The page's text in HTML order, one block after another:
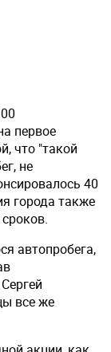
первое
что "такой
не
40
города также
автопробега,
все же